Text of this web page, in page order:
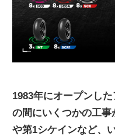
1983年にオープンし
の間にいくつかの工事
や第1シケインなど、